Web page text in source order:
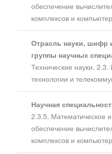
обеспечение
комплексов и
Отрасль науки, шифр
группы научных
Технические науки.
технологии и
Научная
2.3.5. Математическое
обеспечение
комплексов и